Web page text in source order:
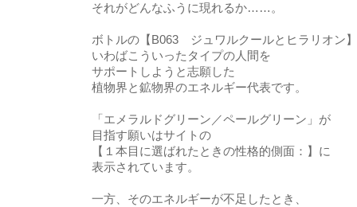
それがどんなふうに現れるか……。
ボトルの【B063 ジュワルクールとヒラリオン
いわばこういったタイプの人間を
サポートしようと志願した
植物界と鉱物界のエネルギー代表です。
「エメラルドグリーン／ペールグリーン」が
目指す願いはサイトの
【１本目に選ばれたときの性格的側面：】に
表示されています。
一方、そのエネルギーが不足したとき、